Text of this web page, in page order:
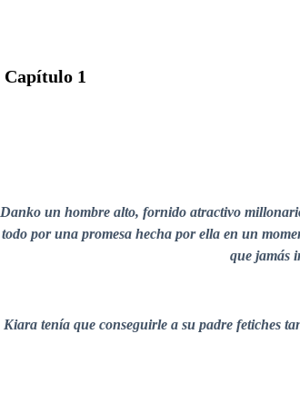
Capítulo 1
Danko un hombre alto, fornido atractivo
todo por una promesa hecha por ella en un
que jamás
Kiara tenía que conseguirle a su padre fetiches